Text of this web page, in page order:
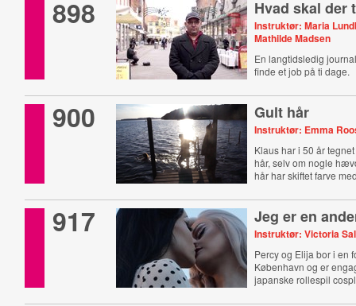
898 Hvad skal der
Instruktør: Maria
Mathilde Madsen
En langtidsledig
finde et job på ti dage.
900 Gult hår
Instruktør: Emma
Klaus har i 50 år
hår, selv om nogle
hår har skiftet farve
917 Jeg er en
Instruktør: Victoria
Percy og Elija bor i en
København og er
japanske rollespil